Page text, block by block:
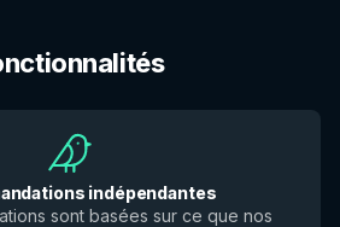
indépendantes
sont basées sur ce que nos